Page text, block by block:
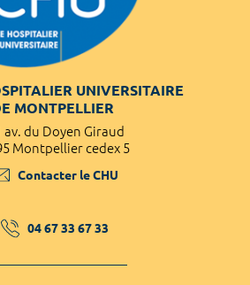
UNIVERSITAIRE
MONTPELLIER
av. du Doyen Giraud
Montpellier cedex 5
Contacter le CHU
04 67 33 67 33